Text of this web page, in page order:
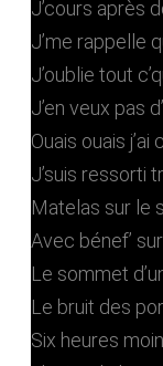
J’cours après
J’me rappelle
J’oublie tout
J’en veux pas
Ouais ouais j’ai
J’suis ressorti
Matelas sur le
Avec bénef’
Le sommet
Le bruit des
Six heures